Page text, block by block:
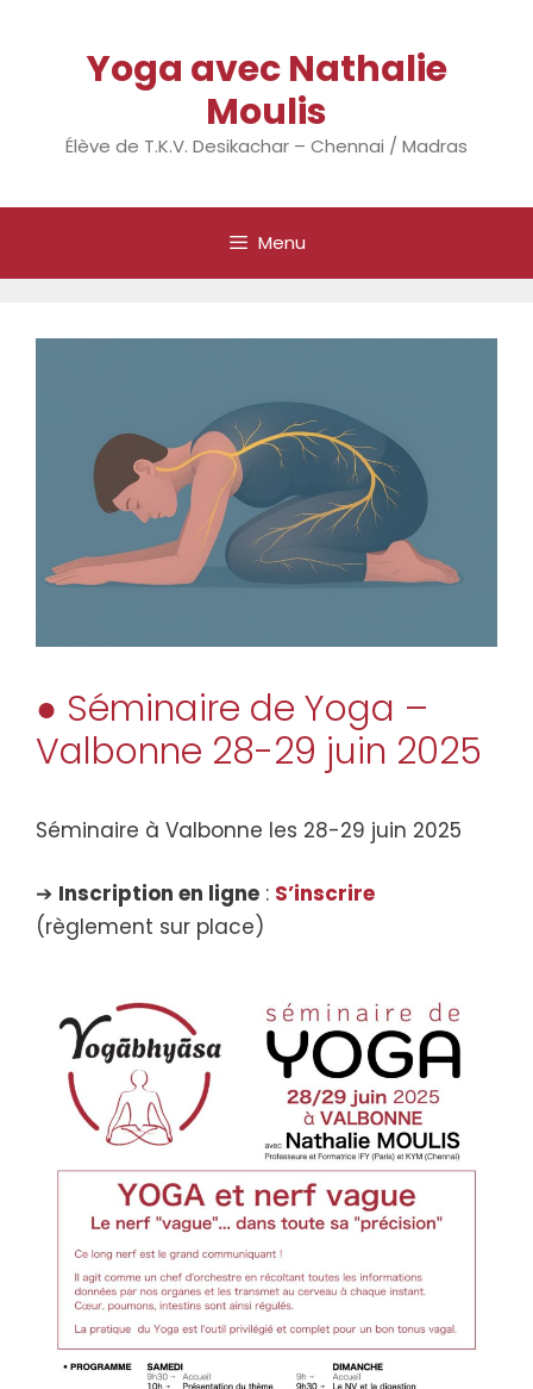
Yoga avec Nathalie
Moulis
Élève de T.K.V. Desikachar – Chennai / Madras
Menu
● Séminaire de Yoga –
Valbonne 28-29 juin 2025
Séminaire à Valbonne les 28-29 juin 2025
➔ Inscription en ligne : S’inscrire
(règlement sur place)